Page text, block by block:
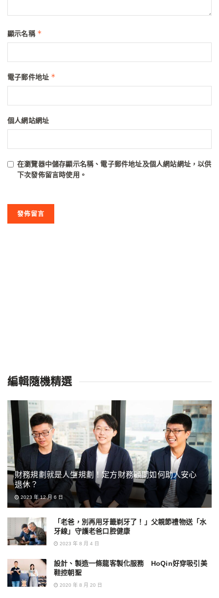
顯示名稱 *
電子郵件地址 *
個人網站網址
在瀏覽器中儲存顯示名稱、電子郵件地址及個人網站網址，以供
下次發佈留言時使用。
編輯隨機精選
財務規劃就是人生規劃！定方財務顧問如何助人安心
退休？
2023 年 12 月 6 日
「老爸，別再用牙籤剃牙了！」父親節禮物送「水
牙線」守護老爸口腔健康
2023 年 8 月 4 日
設計、製造一條龍客製化服務 HoQin好穿吸引美
鞋控朝聖
2020 年 8 月 20 日